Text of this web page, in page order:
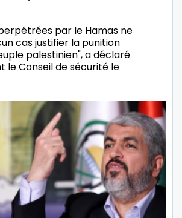
par le Hamas ne
cas justifier la punition
palestinien", a déclaré
le Conseil de sécurité le